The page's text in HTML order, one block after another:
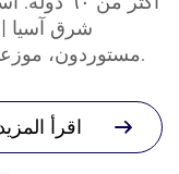
شرق آسيا |
مستوردون، موزعون، مقاولو مشاريع، ماركات حمامات.
اقرأ